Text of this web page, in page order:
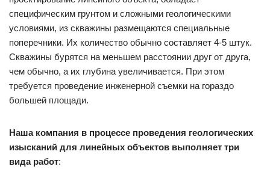
специфическим грунтом и сложными геологическими
условиями, из скважины размещаются специальные
поперечники. Их количество обычно составляет 4-5 штук.
Скважины бурятся на меньшем расстоянии друг от друга,
чем обычно, а их глубина увеличивается. При этом
требуется проведение инженерной съемки на гораздо
большей площади.
Наша компания в процессе проведения геологических
изысканий для линейных объектов выполняет три
вида работ: